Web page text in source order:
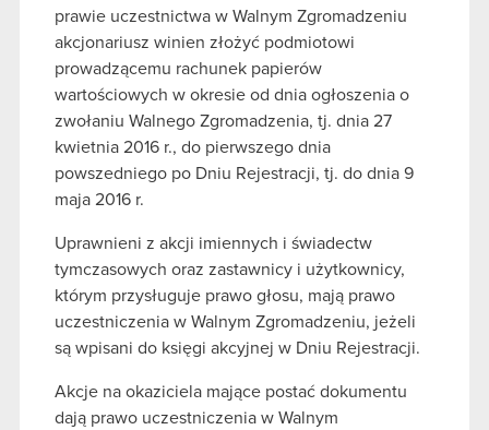
prawie uczestnictwa w Walnym Zgromadzeniu
akcjonariusz winien złożyć podmiotowi
prowadzącemu rachunek papierów
wartościowych w okresie od dnia ogłoszenia o
zwołaniu Walnego Zgromadzenia, tj. dnia 27
kwietnia 2016 r., do pierwszego dnia
powszedniego po Dniu Rejestracji, tj. do dnia 9
maja 2016 r.
Uprawnieni z akcji imiennych i świadectw
tymczasowych oraz zastawnicy i użytkownicy,
którym przysługuje prawo głosu, mają prawo
uczestniczenia w Walnym Zgromadzeniu, jeżeli
są wpisani do księgi akcyjnej w Dniu Rejestracji.
Akcje na okaziciela mające postać dokumentu
dają prawo uczestniczenia w Walnym